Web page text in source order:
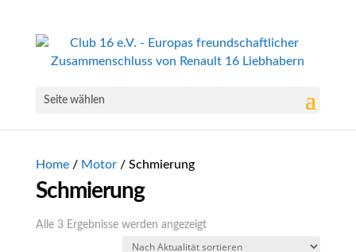
Seite wählen
Home/ Motor/ Schmierung
Schmierung
Alle 3 Ergebnisse werden angezeigtNach
Aktualität